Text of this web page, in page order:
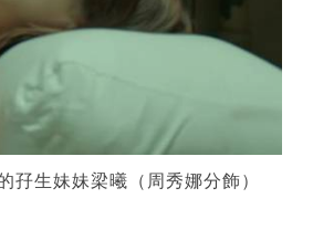
孖生妹妹梁曦（周秀娜分飾）